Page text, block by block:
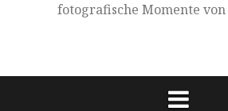
fotografische Momente